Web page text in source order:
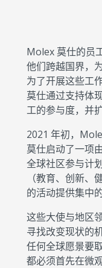
Molex 莫仕的员
他们跨越国界，
为了开展这些工
莫仕通过支持体
工的参与度，并
2021 年初，
莫仕启动了一项
全球社区参与计
（教育、创新、
的活动提供集中
这些大使与地区
寻找改变现状的
任何全球愿景要
都必须首先在微